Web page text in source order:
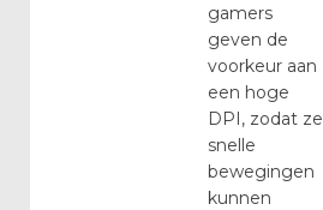
gamers
geven de
voorkeur aan
een hoge
DPI, zodat ze
snelle
bewegingen
kunnen